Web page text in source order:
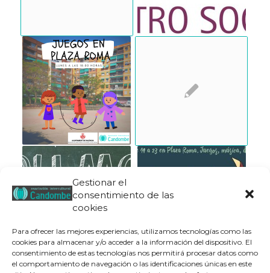
Gestionar el
consentimiento de las
cookies
Para ofrecer las mejores experiencias, utilizamos tecnologías como las
cookies para almacenar y/o acceder a la información del dispositivo. El
consentimiento de estas tecnologías nos permitirá procesar datos como
el comportamiento de navegación o las identificaciones únicas en este